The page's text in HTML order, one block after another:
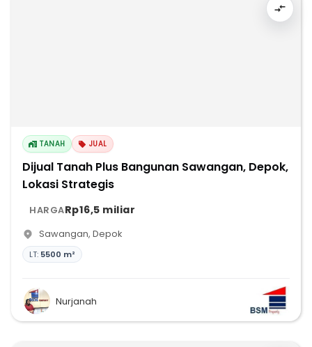
TANAH JUAL
Dijual Tanah Plus Bangunan Sawangan, Depok,
Lokasi Strategis
HARGARp16,5 miliar
Sawangan, Depok
LT: 5500 m²
Nurjanah